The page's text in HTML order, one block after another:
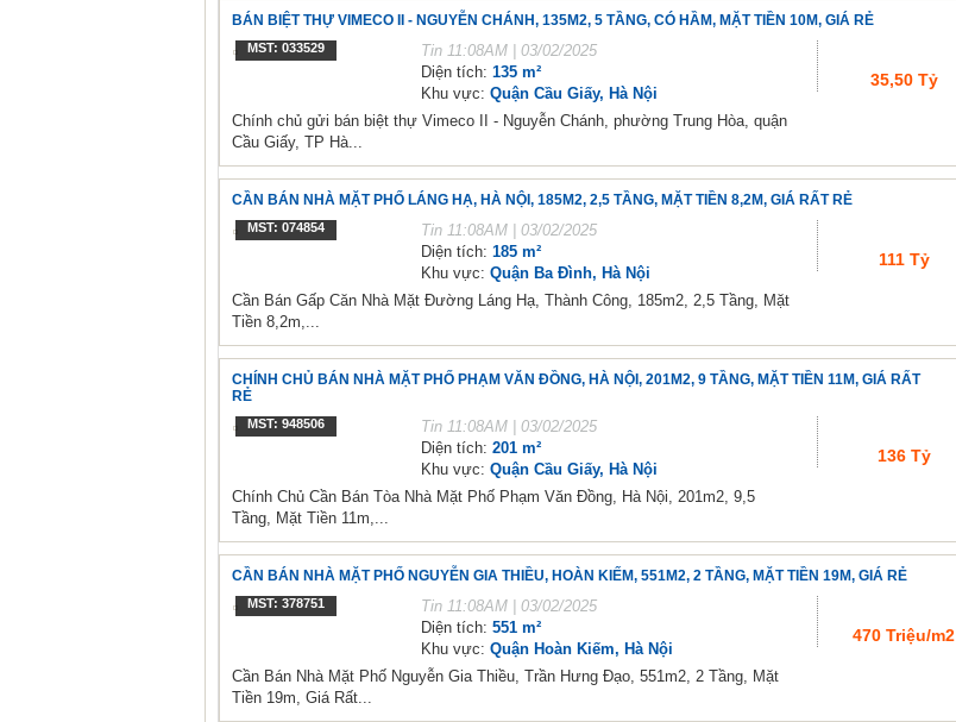
BÁN BIỆT THỰ VIMECO II - NGUYỄN CHÁNH, 135M2, 5 TẦNG, CÓ HẦM, MẶT TIỀN 10M, GIÁ RẺ
MST: 033529 Tin 11:08AM | 03/02/2025
Diện tích: 135 m²
Khu vực: Quận Cầu Giấy, Hà Nội
35,50 Tỷ
Chính chủ gửi bán biệt thự Vimeco II - Nguyễn Chánh, phường Trung Hòa, quận
Cầu Giấy, TP Hà...
CẦN BÁN NHÀ MẶT PHỐ LÁNG HẠ, HÀ NỘI, 185M2, 2,5 TẦNG, MẶT TIỀN 8,2M, GIÁ RẤT RẺ
MST: 074854 Tin 11:08AM | 03/02/2025
Diện tích: 185 m²
Khu vực: Quận Ba Đình, Hà Nội
111 Tỷ
Cần Bán Gấp Căn Nhà Mặt Đường Láng Hạ, Thành Công, 185m2, 2,5 Tầng, Mặt
Tiền 8,2m,...
CHÍNH CHỦ BÁN NHÀ MẶT PHỐ PHẠM VĂN ĐỒNG, HÀ NỘI, 201M2, 9 TẦNG, MẶT TIỀN 11M, GIÁ RẤT
RẺ
MST: 948506 Tin 11:08AM | 03/02/2025
Diện tích: 201 m²
Khu vực: Quận Cầu Giấy, Hà Nội
136 Tỷ
Chính Chủ Cần Bán Tòa Nhà Mặt Phố Phạm Văn Đồng, Hà Nội, 201m2, 9,5
Tầng, Mặt Tiền 11m,...
CẦN BÁN NHÀ MẶT PHỐ NGUYỄN GIA THIỀU, HOÀN KIẾM, 551M2, 2 TẦNG, MẶT TIỀN 19M, GIÁ RẺ
MST: 378751 Tin 11:08AM | 03/02/2025
Diện tích: 551 m²
Khu vực: Quận Hoàn Kiếm, Hà Nội
470 Triệu/m2
Cần Bán Nhà Mặt Phố Nguyễn Gia Thiều, Trần Hưng Đạo, 551m2, 2 Tầng, Mặt
Tiền 19m, Giá Rất...